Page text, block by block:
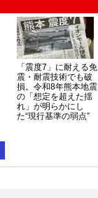
「震度7」に耐える免
震・耐震技術でも破
損。令和8年熊本地震
の「想定を超えた揺
れ」が明らかにし
た“現行基準の弱点”